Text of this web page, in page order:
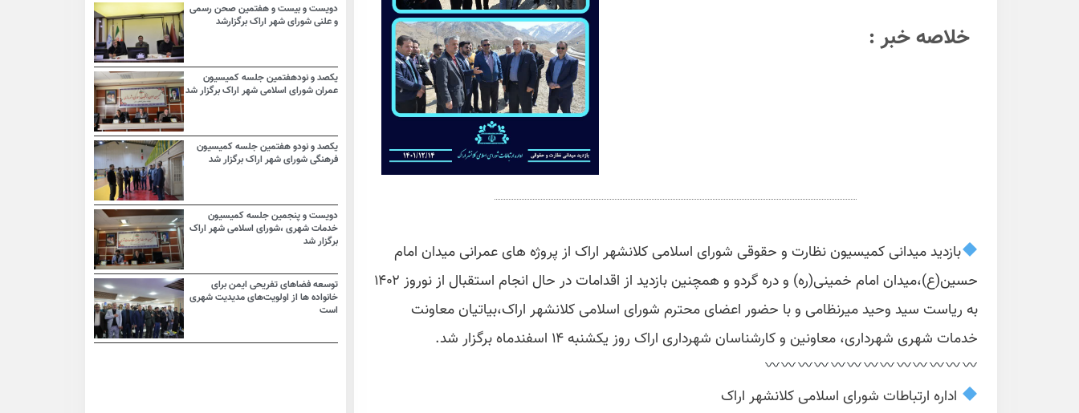
خلاصه خبر :
بازدید میدانی کمیسیون نظارت و حقوقی شورای اسلامی کلانشهر اراک از پروژه های عمرانی میدان امام
حسین(ع)،میدان امام خمینی(ره) و دره گردو و همچنین بازدید از اقدامات در حال انجام استقبال از نوروز ۱۴۰۲
به ریاست سید وحید میرنظامی و با حضور اعضای محترم شورای اسلامی کلانشهر اراک،بیاتیان معاونت
خدمات شهری شهرداری، معاونین و کارشناسان شهرداری اراک روز یکشنبه ۱۴ اسفندماه برگزار شد.
اداره ارتباطات شورای اسلامی کلانشهر اراک
دویست و بیست و هفتمین صحن رسمی
و علنی شورای شهر اراک برگزارشد
یکصد و نودهفتمین جلسه کمیسیون
عمران شورای اسلامی شهر اراک برگزار شد
یکصد و نودو هفتمین جلسه کمیسیون
فرهنگی شورای شهر اراک برگزار شد
دویست و پنجمین جلسه کمیسیون
خدمات شهری ،شورای اسلامی شهر اراک
برگزار شد
توسعه فضاهای تفریحی ایمن برای
خانواده ها از اولویت‌های مدیدیت شهری
است